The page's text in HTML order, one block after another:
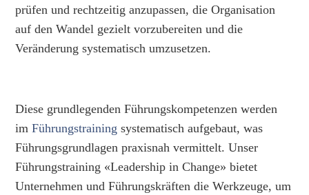
prüfen und rechtzeitig anzupassen, die Organisation
auf den Wandel gezielt vorzubereiten und die
Veränderung systematisch umzusetzen.
Diese grundlegenden Führungskompetenzen werden
imFührungstraining systematisch aufgebaut, was
Führungsgrundlagen praxisnah vermittelt. Unser
Führungstraining «Leadership in Change» bietet
Unternehmen und Führungskräften die Werkzeuge, um